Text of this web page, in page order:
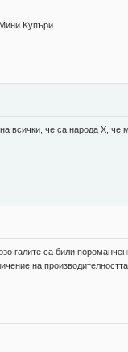
Kупъри
всички, че са народа Х,
галите са били
на производителността.